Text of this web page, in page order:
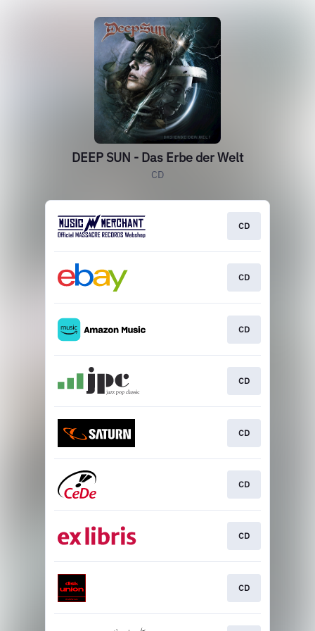
DEEP SUN - Das Erbe der Welt
CD
CD
CD
CD
CD
CD
CD
CD
CD